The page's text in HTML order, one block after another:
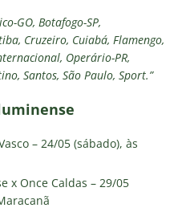
GO, Botafogo-SP,
Cruzeiro, Cuiabá, Flamengo,
Operário-PR,
Santos, São Paulo, Sport.”
– 24/05 (sábado), às
x Once Caldas – 29/05